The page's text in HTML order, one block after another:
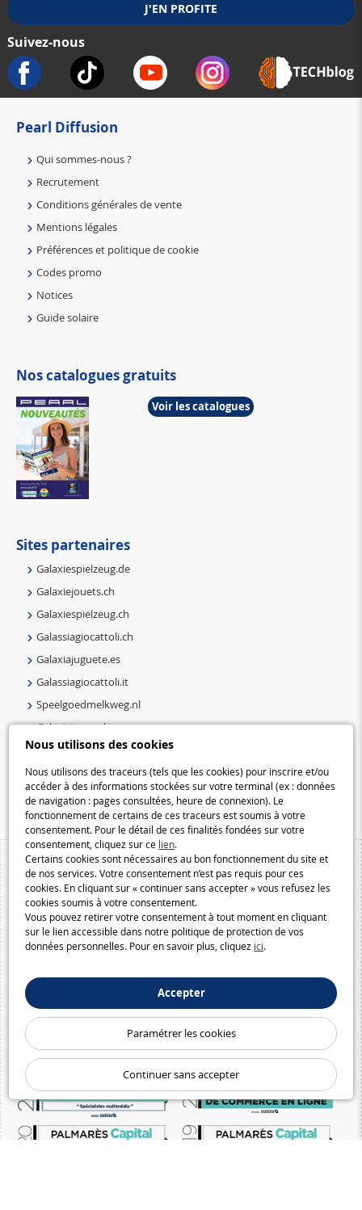
Nous utilisons des cookies
Nous utilisons des traceurs (tels que les cookies) pour inscrire et/ou
accéder à des informations stockées sur votre terminal (ex : données
de navigation : pages consultées, heure de connexion). Le
fonctionnement de certains de ces traceurs est soumis à votre
consentement. Pour le détail de ces finalités fondées sur votre
consentement, cliquez sur ce lien.
Certains cookies sont nécessaires au bon fonctionnement du site et
de nos services. Votre consentement n’est pas requis pour ces
cookies. En cliquant sur « continuer sans accepter » vous refusez les
cookies soumis à votre consentement.
Vous pouvez retirer votre consentement à tout moment en cliquant
sur le lien accessible dans notre politique de protection de vos
données personnelles. Pour en savoir plus, cliquez ici.
Accepter
Paramétrer les cookies
Continuer sans accepter
Suivez-nous
Pearl Diffusion
Qui sommes-nous ?
Recrutement
Conditions générales de vente
Mentions légales
Préférences et politique de cookie
Codes promo
Notices
Guide solaire
Nos catalogues gratuits
Voir les catalogues
Sites partenaires
Galaxiespielzeug.de
Galaxiejouets.ch
Galaxiespielzeug.ch
Galassiagiocattoli.ch
Galaxiajuguete.es
Galassiagiocattoli.it
Speelgoedmelkweg.nl
Galaxiejouets.be
Galaxiespielzeug.be
Speelgoedmelkweg.be
Macway.com